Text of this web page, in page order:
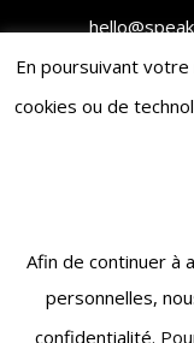
En poursuivant
cookies ou de
Afin de continuer à
personnelles,
confidentialité.